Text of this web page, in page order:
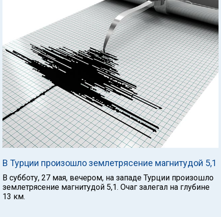
В Турции произошло землетрясение магнитудой 5,1
В субботу, 27 мая, вечером, на западе Турции произошло
землетрясение магнитудой 5,1. Очаг залегал на глубине
13 км.